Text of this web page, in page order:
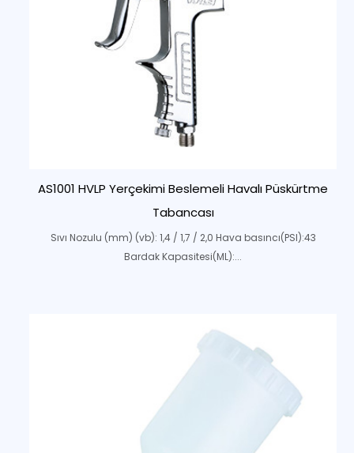
AS1001 HVLP Yerçekimi Beslemeli Havalı Püskürtme
Tabancası
Sıvı Nozulu (mm) (vb): 1,4 / 1,7 / 2,0 Hava basıncı(PSI):43
Bardak Kapasitesi(ML):...